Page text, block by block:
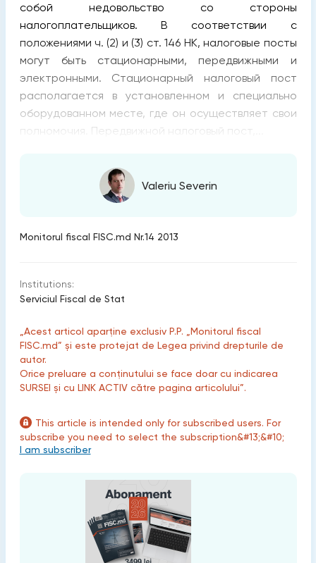
собой недовольство со стороны
налогоплательщиков. В соответствии с
положениями ч. (2) и (3) ст. 146 НК, налоговые посты
могут быть стационарными, передвижными и
электронными. Стационарный налоговый пост
располагается в установленном и специально
оборудованном месте, где он осуществляет свои
полномочия. Передвижной налоговый пост,...
Valeriu Severin
Monitorul fiscal FISC.md Nr.14 2013
Institutions:
Serviciul Fiscal de Stat
„Acest articol aparține exclusiv P.P. „Monitorul fiscal
FISC.md” și este protejat de Legea privind drepturile de
autor.
Orice preluare a conținutului se face doar cu indicarea
SURSEI și cu LINK ACTIV către pagina articolului”.
This article is intended only for subscribed users. For
subscribe you need to select the subscription&#13;&#10;
I am subscriber